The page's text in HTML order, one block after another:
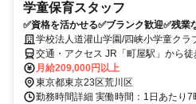
学童保育スタッフ
✅資格を活かせる✅ブランク歓迎✅残業
学校法人道灌山学園/四峡小学童クラ
交通・アクセス JR「町屋駅」から徒
月給209,000円以上
東京都東京23区荒川区
勤務時間詳細 実働時間：1日あたり